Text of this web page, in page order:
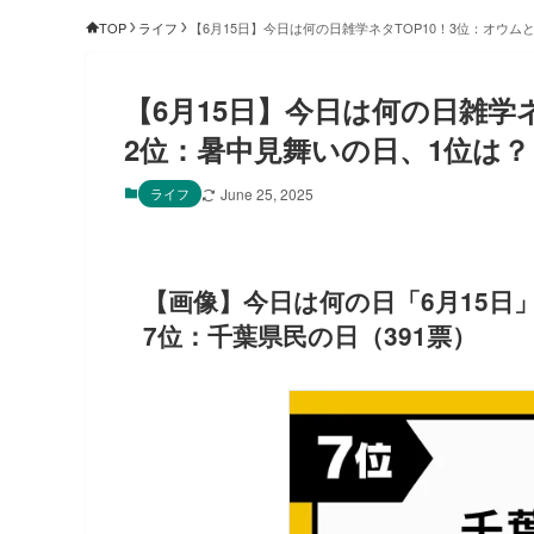
TOP ライフ 【6月15日】今日は何の日雑学ネタTOP10！3位：オウ
【6月15日】今日は何の日雑
2位：暑中見舞いの日、1位は？
ライフ June 25, 2025
【画像】今日は何の日「6月15
7位：千葉県民の日（391票）